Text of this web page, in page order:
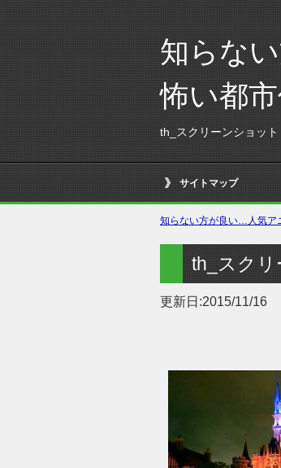
知らな
怖い都
th_スクリーンショッ
サイトマップ
知らない方が良い…人気ア
th_スク
更新日:2015/11/16